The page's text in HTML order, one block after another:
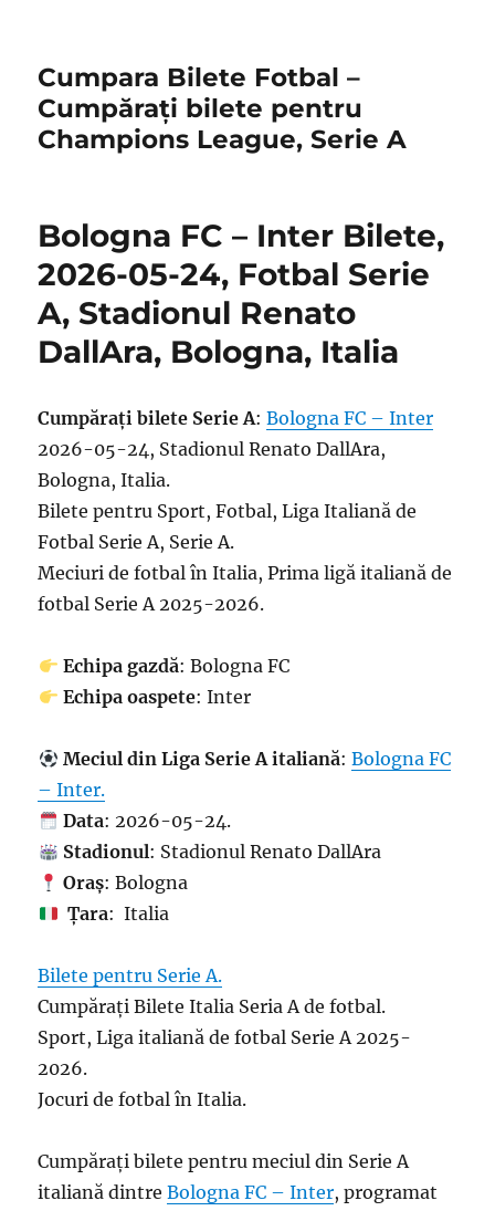
Cumpara Bilete Fotbal –
Cumpărați bilete pentru
Champions League, Serie A
Bologna FC – Inter Bilete,
2026-05-24, Fotbal Serie
A, Stadionul Renato
DallAra, Bologna, Italia
Cumpărați bilete Serie A:Bologna FC – Inter
2026-05-24, Stadionul Renato DallAra,
Bologna, Italia.
Bilete pentru Sport, Fotbal, Liga Italiană de
Fotbal Serie A, Serie A.
Meciuri de fotbal în Italia, Prima ligă italiană de
fotbal Serie A 2025-2026.
Echipa gazdă: Bologna FC
Echipa oaspete: Inter
Meciul din Liga Serie A italiană: Bologna FC
– Inter.
Data: 2026-05-24.
Stadionul: Stadionul Renato DallAra
Oraș: Bologna
Țara: Italia
Bilete pentru Serie A.
Cumpărați Bilete Italia Seria A de fotbal.
Sport, Liga italiană de fotbal Serie A 2025-
2026.
Jocuri de fotbal în Italia.
Cumpărați bilete pentru meciul din Serie A
italiană dintreBologna FC – Inter, programat